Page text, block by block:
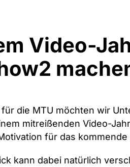
Video-
die MTU möchten wir
mitreißenden Video-
für das
kann dabei natürlich